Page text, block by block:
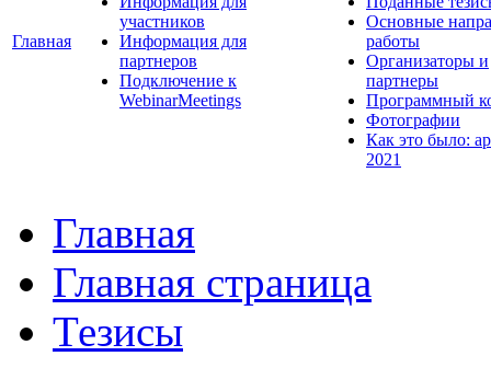
Главная
участников
Информация для
партнеров
Подключение к
WebinarMeetings
Основные
работы
Организаторы и
партнеры
Программный
Фотографии
Как это было:
2021
Главная
Главная страница
Тезисы